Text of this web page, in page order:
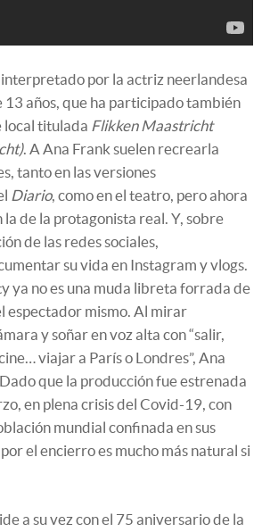
interpretado por la actriz neerlandesa
13 años, que ha participado también
local titulada Flikken Maastricht
. A Ana Frank suelen recrearla
tanto en las versiones
Diario, como en el teatro, pero ahora
la de la protagonista real. Y, sobre
de las redes sociales,
su vida en Instagram y vlogs.
ya no es una muda libreta forrada de
espectador mismo. Al mirar
y soñar en voz alta con “salir,
viajar a París o Londres”, Ana
que la producción fue estrenada
en plena crisis del Covid-19, con
mundial confinada en sus
el encierro es mucho más natural si
a su vez con el 75 aniversario de la